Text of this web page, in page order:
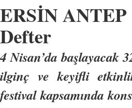
ERSİN ANTEP
Defter
4 Nisan’da başlayacak
ilginç ve keyifli
festival kapsamında